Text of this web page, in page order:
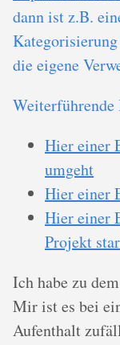
dann ist z.B.
die eigene
Weiterführende
Hier einer
umgeht
Hier einer
Hier einer
Projekt
Ich habe zu
Mir ist es bei
Aufenthalt